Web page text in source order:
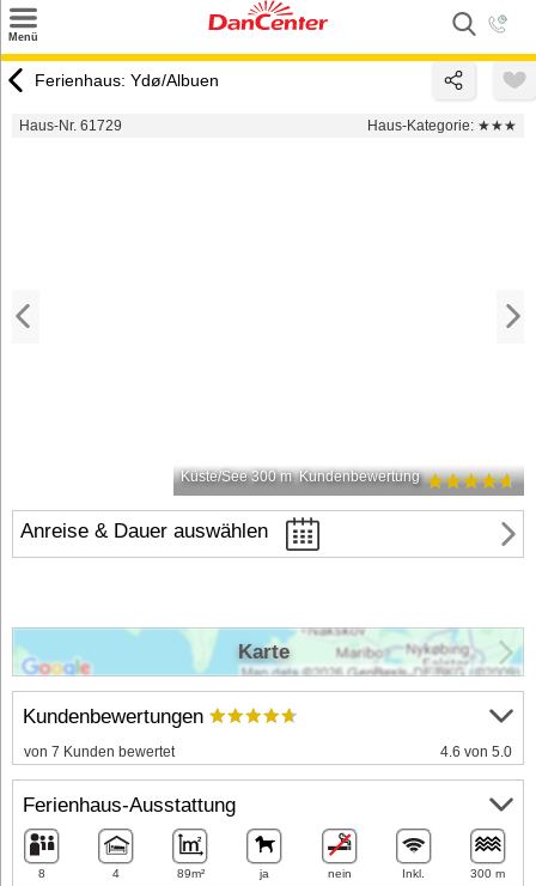
Menü
Urlaubsziele
Ferienhaus: Ydø/Albuen
Haus-Nr. 61729 Haus-Kategorie: ★★★
Küste/See 300 m Kundenbewertung
Anreise & Dauer auswählen
Kundenbewertungen
von 7 Kunden bewertet 4.6 von 5.0
Ferienhaus-Ausstattung
8 4 89m² ja nein Inkl. 300 m
Karte